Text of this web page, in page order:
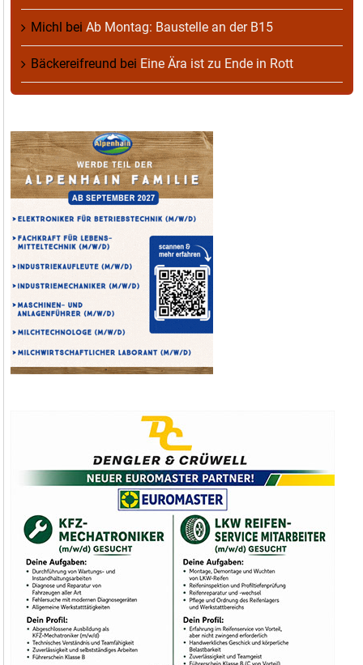
Michl bei Ab Montag: Baustelle an der B15
Bäckereifreund bei Eine Ära ist zu Ende in Rott